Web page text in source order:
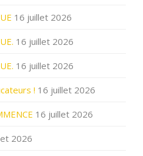
16 juillet 2026
16 juillet 2026
16 juillet 2026
! 16 juillet 2026
16 juillet 2026
2026